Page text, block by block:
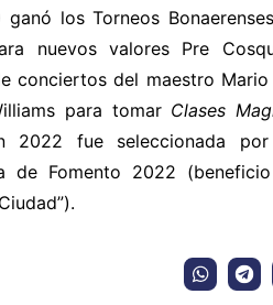
los Torneos
nuevos valores Pre
conciertos del maestro
para tomar Clases
fue seleccionada
de Fomento 2022